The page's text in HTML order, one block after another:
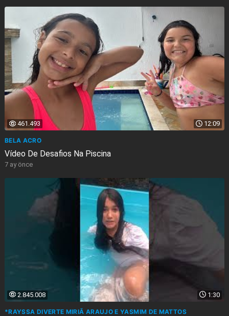
12:09
461.493
BELA ACRO
Vídeo De Desafios Na Piscina
7 ay önce
1:30
2.845.008
*RAYSSA DIVERTE MIRIÃ ARAUJO E YASMIM DE MATTOS